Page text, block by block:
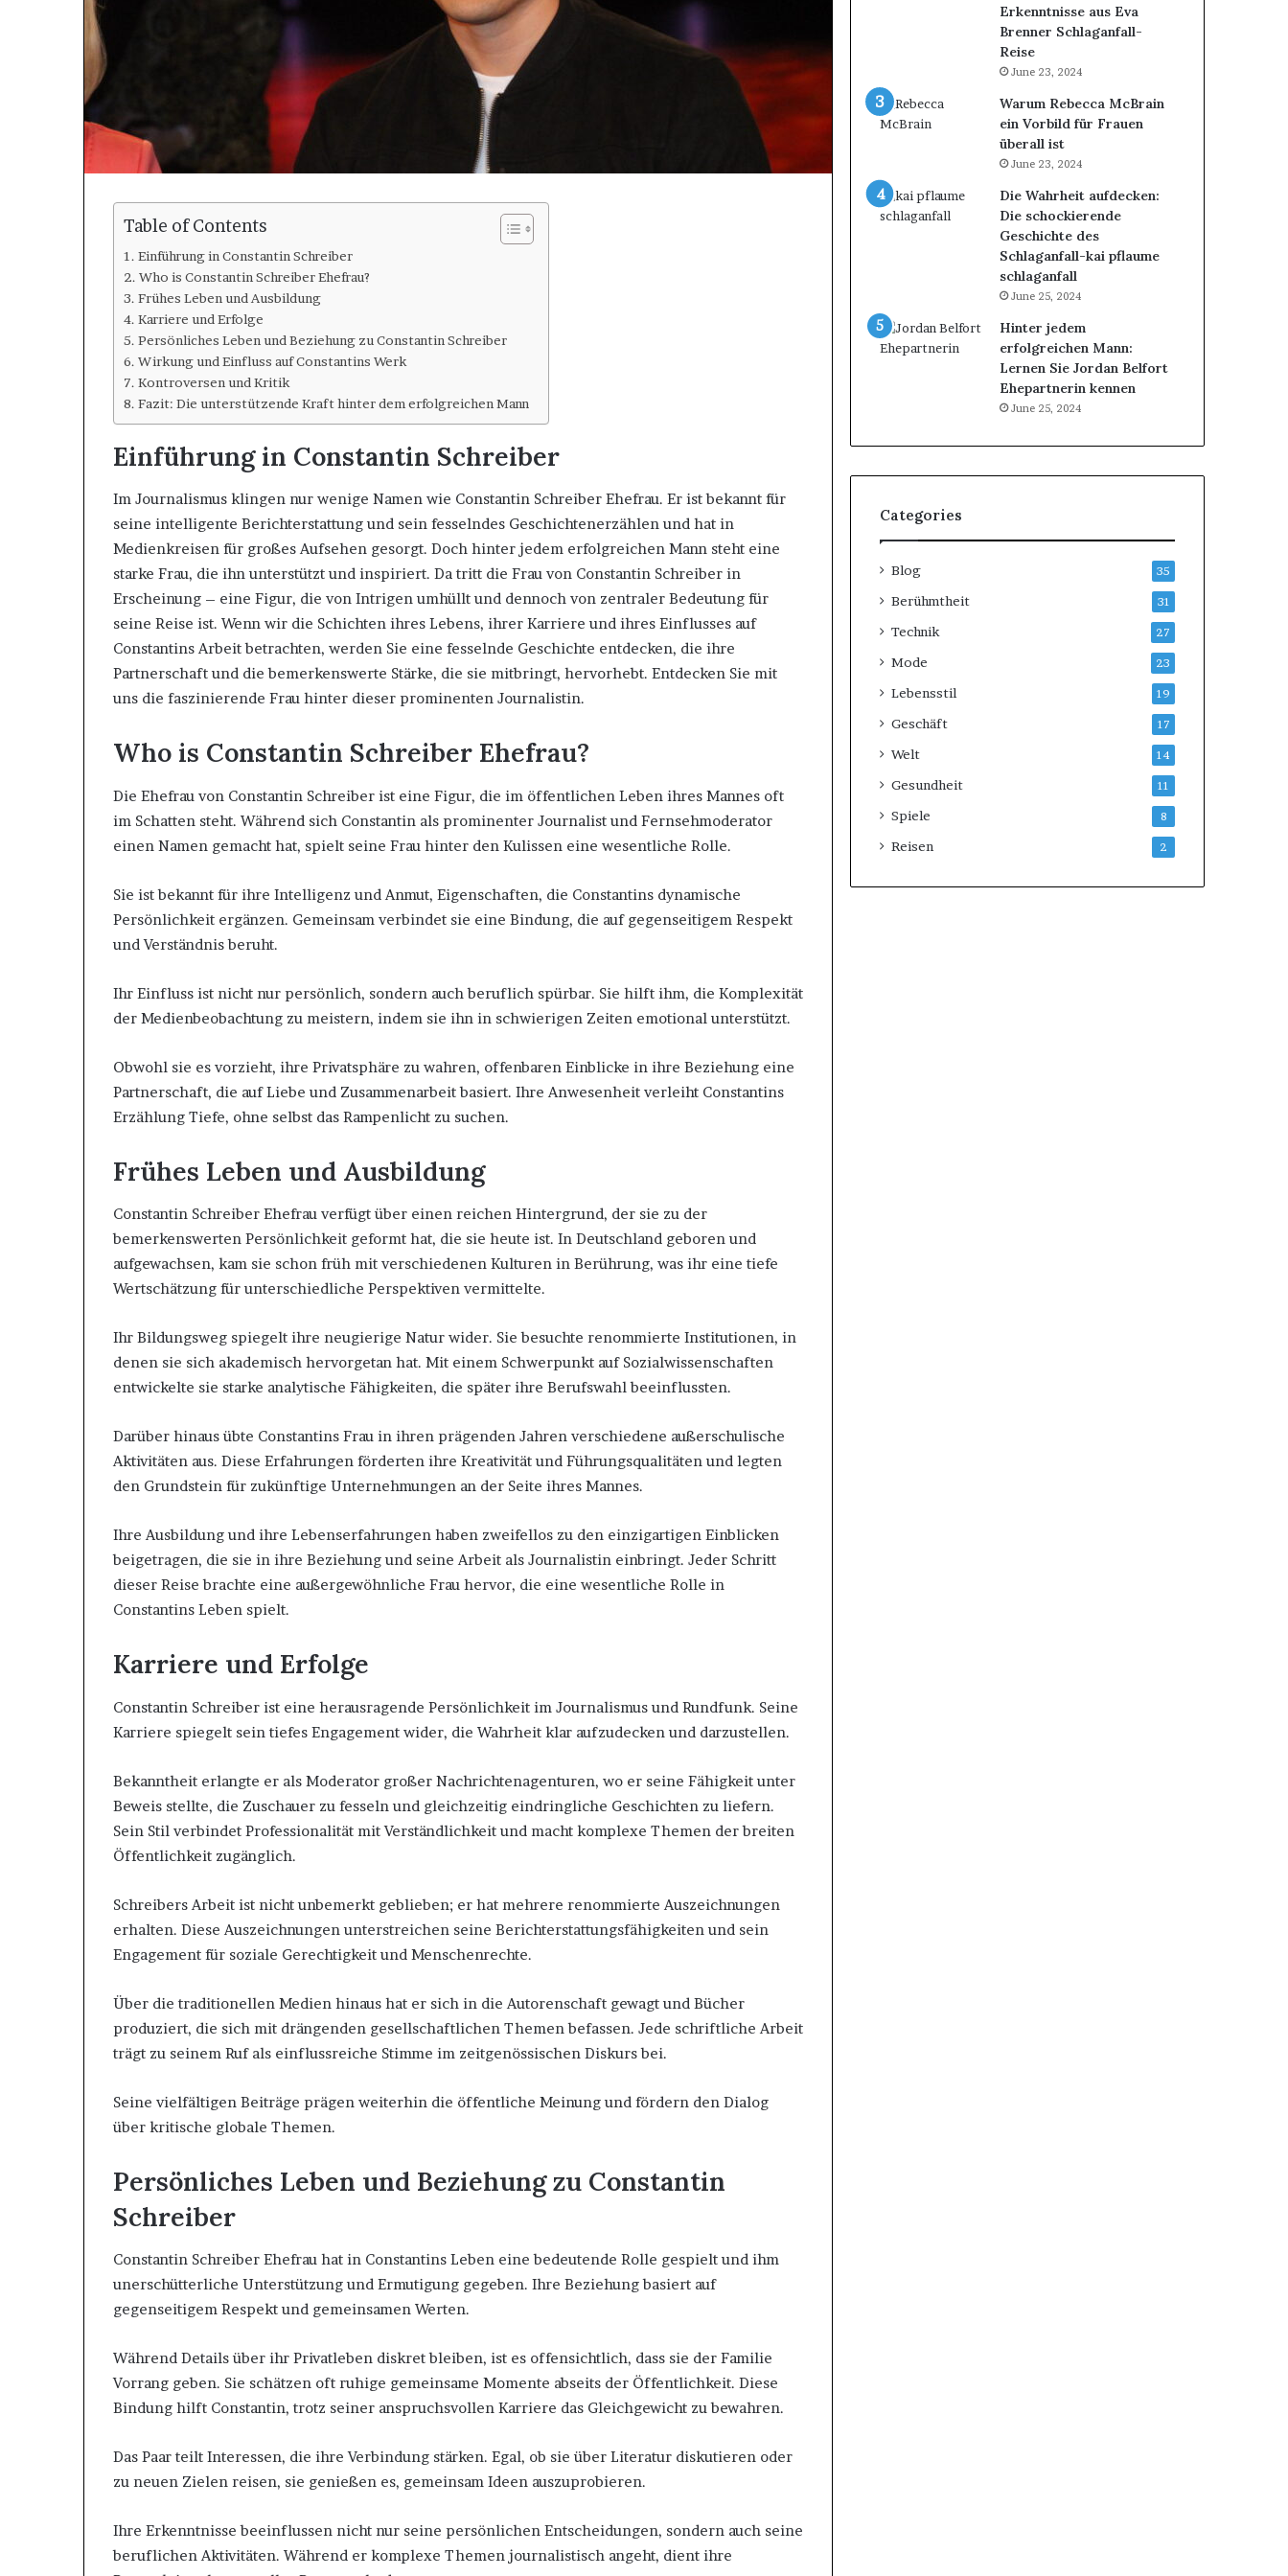
Table of Contents
Einführung in Constantin Schreiber
Who is Constantin Schreiber Ehefrau?
Frühes Leben und Ausbildung
Karriere und Erfolge
Persönliches Leben und Beziehung zu Constantin Schreiber
Wirkung und Einfluss auf Constantins Werk
Kontroversen und Kritik
Fazit: Die unterstützende Kraft hinter dem erfolgreichen Mann
Einführung in Constantin Schreiber
Im Journalismus klingen nur wenige Namen wie Constantin Schreiber Ehefrau. Er ist bekannt für
seine intelligente Berichterstattung und sein fesselndes Geschichtenerzählen und hat in
Medienkreisen für großes Aufsehen gesorgt. Doch hinter jedem erfolgreichen Mann steht eine
starke Frau, die ihn unterstützt und inspiriert. Da tritt die Frau von Constantin Schreiber in
Erscheinung – eine Figur, die von Intrigen umhüllt und dennoch von zentraler Bedeutung für
seine Reise ist. Wenn wir die Schichten ihres Lebens, ihrer Karriere und ihres Einflusses auf
Constantins Arbeit betrachten, werden Sie eine fesselnde Geschichte entdecken, die ihre
Partnerschaft und die bemerkenswerte Stärke, die sie mitbringt, hervorhebt. Entdecken Sie mit
uns die faszinierende Frau hinter dieser prominenten Journalistin.
Who is Constantin Schreiber Ehefrau?
Die Ehefrau von Constantin Schreiber ist eine Figur, die im öffentlichen Leben ihres Mannes oft
im Schatten steht. Während sich Constantin als prominenter Journalist und Fernsehmoderator
einen Namen gemacht hat, spielt seine Frau hinter den Kulissen eine wesentliche Rolle.
Sie ist bekannt für ihre Intelligenz und Anmut, Eigenschaften, die Constantins dynamische
Persönlichkeit ergänzen. Gemeinsam verbindet sie eine Bindung, die auf gegenseitigem Respekt
und Verständnis beruht.
Ihr Einfluss ist nicht nur persönlich, sondern auch beruflich spürbar. Sie hilft ihm, die Komplexität
der Medienbeobachtung zu meistern, indem sie ihn in schwierigen Zeiten emotional unterstützt.
Obwohl sie es vorzieht, ihre Privatsphäre zu wahren, offenbaren Einblicke in ihre Beziehung eine
Partnerschaft, die auf Liebe und Zusammenarbeit basiert. Ihre Anwesenheit verleiht Constantins
Erzählung Tiefe, ohne selbst das Rampenlicht zu suchen.
Frühes Leben und Ausbildung
Constantin Schreiber Ehefrau verfügt über einen reichen Hintergrund, der sie zu der
bemerkenswerten Persönlichkeit geformt hat, die sie heute ist. In Deutschland geboren und
aufgewachsen, kam sie schon früh mit verschiedenen Kulturen in Berührung, was ihr eine tiefe
Wertschätzung für unterschiedliche Perspektiven vermittelte.
Ihr Bildungsweg spiegelt ihre neugierige Natur wider. Sie besuchte renommierte Institutionen, in
denen sie sich akademisch hervorgetan hat. Mit einem Schwerpunkt auf Sozialwissenschaften
entwickelte sie starke analytische Fähigkeiten, die später ihre Berufswahl beeinflussten.
Darüber hinaus übte Constantins Frau in ihren prägenden Jahren verschiedene außerschulische
Aktivitäten aus. Diese Erfahrungen förderten ihre Kreativität und Führungsqualitäten und legten
den Grundstein für zukünftige Unternehmungen an der Seite ihres Mannes.
Ihre Ausbildung und ihre Lebenserfahrungen haben zweifellos zu den einzigartigen Einblicken
beigetragen, die sie in ihre Beziehung und seine Arbeit als Journalistin einbringt. Jeder Schritt
dieser Reise brachte eine außergewöhnliche Frau hervor, die eine wesentliche Rolle in
Constantins Leben spielt.
Karriere und Erfolge
Constantin Schreiber ist eine herausragende Persönlichkeit im Journalismus und Rundfunk. Seine
Karriere spiegelt sein tiefes Engagement wider, die Wahrheit klar aufzudecken und darzustellen.
Bekanntheit erlangte er als Moderator großer Nachrichtenagenturen, wo er seine Fähigkeit unter
Beweis stellte, die Zuschauer zu fesseln und gleichzeitig eindringliche Geschichten zu liefern.
Sein Stil verbindet Professionalität mit Verständlichkeit und macht komplexe Themen der breiten
Öffentlichkeit zugänglich.
Schreibers Arbeit ist nicht unbemerkt geblieben; er hat mehrere renommierte Auszeichnungen
erhalten. Diese Auszeichnungen unterstreichen seine Berichterstattungsfähigkeiten und sein
Engagement für soziale Gerechtigkeit und Menschenrechte.
Über die traditionellen Medien hinaus hat er sich in die Autorenschaft gewagt und Bücher
produziert, die sich mit drängenden gesellschaftlichen Themen befassen. Jede schriftliche Arbeit
trägt zu seinem Ruf als einflussreiche Stimme im zeitgenössischen Diskurs bei.
Seine vielfältigen Beiträge prägen weiterhin die öffentliche Meinung und fördern den Dialog
über kritische globale Themen.
Persönliches Leben und Beziehung zu Constantin
Schreiber
Constantin Schreiber Ehefrau hat in Constantins Leben eine bedeutende Rolle gespielt und ihm
unerschütterliche Unterstützung und Ermutigung gegeben. Ihre Beziehung basiert auf
gegenseitigem Respekt und gemeinsamen Werten.
Während Details über ihr Privatleben diskret bleiben, ist es offensichtlich, dass sie der Familie
Vorrang geben. Sie schätzen oft ruhige gemeinsame Momente abseits der Öffentlichkeit. Diese
Bindung hilft Constantin, trotz seiner anspruchsvollen Karriere das Gleichgewicht zu bewahren.
Das Paar teilt Interessen, die ihre Verbindung stärken. Egal, ob sie über Literatur diskutieren oder
zu neuen Zielen reisen, sie genießen es, gemeinsam Ideen auszuprobieren.
Ihre Erkenntnisse beeinflussen nicht nur seine persönlichen Entscheidungen, sondern auch seine
beruflichen Aktivitäten. Während er komplexe Themen journalistisch angeht, dient ihre
Erkenntnisse aus Eva
Brenner Schlaganfall-
Reise
June 23, 2024
Warum Rebecca McBrain
ein Vorbild für Frauen
überall ist
June 23, 2024
Die Wahrheit aufdecken:
Die schockierende
Geschichte des
Schlaganfall-kai pflaume
schlaganfall
June 25, 2024
Hinter jedem
erfolgreichen Mann:
Lernen Sie Jordan Belfort
Ehepartnerin kennen
June 25, 2024
Categories
Blog 35
Berühmtheit 31
Technik 27
Mode 23
Lebensstil 19
Geschäft 17
Welt 14
Gesundheit 11
Spiele 8
Reisen 2